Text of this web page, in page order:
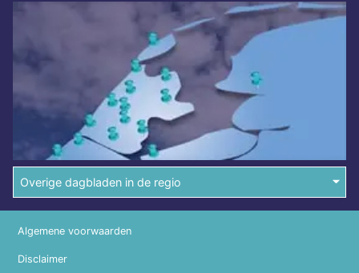
Overige dagbladen in de regio
Algemene voorwaarden
Disclaimer